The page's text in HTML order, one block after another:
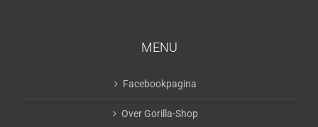
MENU
Facebookpagina
Over Gorilla-Shop